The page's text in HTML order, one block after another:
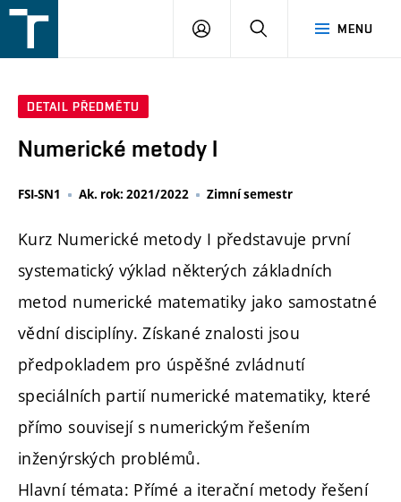
v
MENU
PŘIHLÁŠENÍ
DETAIL PŘEDMĚTU
Numerické metody I
FSI-SN1 Ak. rok: 2021/2022 Zimní semestr
Kurz Numerické metody I představuje první
systematický výklad některých základních
metod numerické matematiky jako samostatné
vědní disciplíny. Získané znalosti jsou
předpokladem pro úspěšné zvládnutí
speciálních partií numerické matematiky, které
přímo souvisejí s numerickým řešením
inženýrských problémů.
Hlavní témata: Přímé a iterační metody řešení